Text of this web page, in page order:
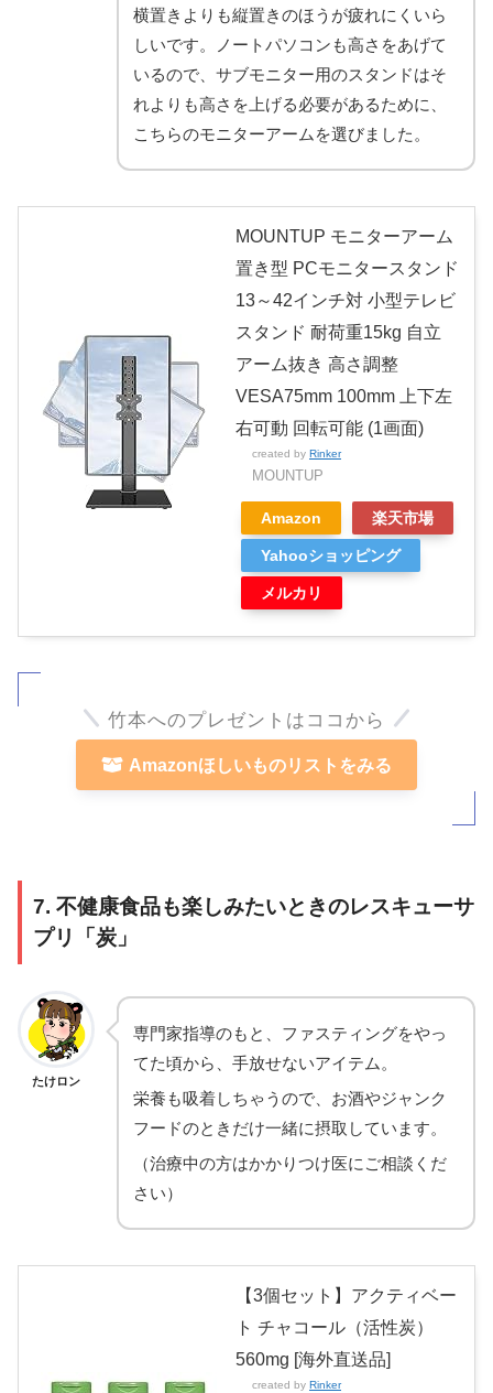
横置きよりも縦置きのほうが疲れにくいら
しいです。ノートパソコンも高さをあげて
いるので、サブモニター用のスタンドはそ
れよりも高さを上げる必要があるために、
こちらのモニターアームを選びました。
MOUNTUP モニターアーム
置き型 PCモニタースタンド
13～42インチ対 小型テレビ
スタンド 耐荷重15kg 自立
アーム抜き 高さ調整
VESA75mm 100mm 上下左
右可動 回転可能 (1画面)
created by Rinker
MOUNTUP
Amazon 楽天市場
Yahooショッピング
メルカリ
竹本へのプレゼントはココから
Amazonほしいものリストをみる
7. 不健康食品も楽しみたいときのレスキューサ
プリ「炭」
たけロン
専門家指導のもと、ファスティングをやっ
てた頃から、手放せないアイテム。
栄養も吸着しちゃうので、お酒やジャンク
フードのときだけ一緒に摂取しています。
（治療中の方はかかりつけ医にご相談くだ
さい）
【3個セット】アクティベー
ト チャコール（活性炭）
560mg [海外直送品]
created by Rinker